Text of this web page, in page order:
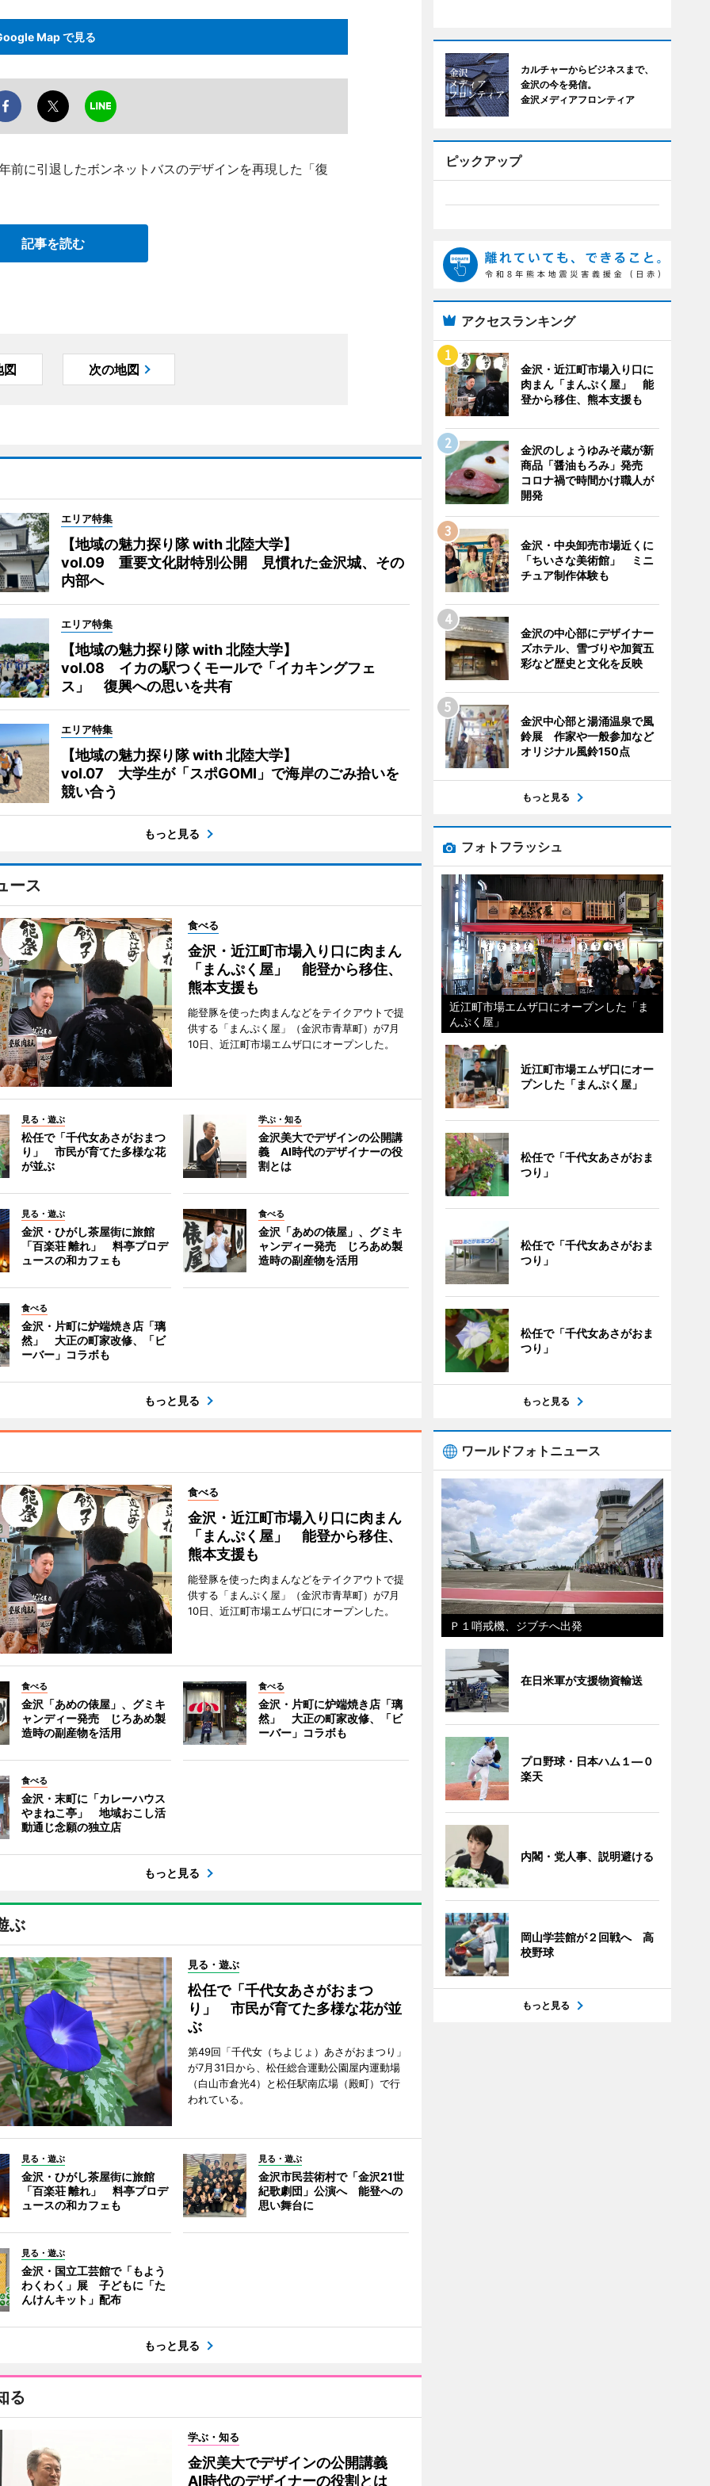
Map で見る
前に引退したボンネットバスのデザインを再現した「復
記事を読む
図 次の地図
エリア特集
【地域の魅力探り隊 with 北陸大学】
vol.09 重要文化財特別公開 見慣れた金沢城、その
内部へ
エリア特集
【地域の魅力探り隊 with 北陸大学】
vol.08 イカの駅つくモールで「イカキングフェ
ス」 復興への思いを共有
エリア特集
【地域の魅力探り隊 with 北陸大学】
vol.07 大学生が「スポGOMI」で海岸のごみ拾いを
競い合う
もっと見る
ース
食べる
金沢・近江町市場入り口に肉まん
「まんぷく屋」 能登から移住、
熊本支援も
能登豚を使った肉まんなどをテイクアウトで提
供する「まんぷく屋」（金沢市青草町）が7月
10日、近江町市場エムザ口にオープンした。
見る・遊ぶ
松任で「千代女あさがおまつ
り」 市民が育てた多様な花
が並ぶ
学ぶ・知る
金沢美大でデザインの公開講
義 AI時代のデザイナーの役
割とは
見る・遊ぶ
金沢・ひがし茶屋街に旅館
「百楽荘 離れ」 料亭プロデ
ュースの和カフェも
食べる
金沢「あめの俵屋」、グミキ
ャンディー発売 じろあめ製
造時の副産物を活用
食べる
金沢・片町に炉端焼き店「璃
然」 大正の町家改修、「ビ
ーバー」コラボも
もっと見る
食べる
金沢・近江町市場入り口に肉まん
「まんぷく屋」 能登から移住、
熊本支援も
能登豚を使った肉まんなどをテイクアウトで提
供する「まんぷく屋」（金沢市青草町）が7月
10日、近江町市場エムザ口にオープンした。
食べる
金沢「あめの俵屋」、グミキ
ャンディー発売 じろあめ製
造時の副産物を活用
食べる
金沢・片町に炉端焼き店「璃
然」 大正の町家改修、「ビ
ーバー」コラボも
食べる
金沢・末町に「カレーハウス
やまねこ亭」 地域おこし活
動通じ念願の独立店
もっと見る
ぶ
見る・遊ぶ
松任で「千代女あさがおまつ
り」 市民が育てた多様な花が並
ぶ
第49回「千代女（ちよじょ）あさがおまつり」
が7月31日から、松任総合運動公園屋内運動場
（白山市倉光4）と松任駅南広場（殿町）で行
われている。
見る・遊ぶ
金沢・ひがし茶屋街に旅館
「百楽荘 離れ」 料亭プロデ
ュースの和カフェも
見る・遊ぶ
金沢市民芸術村で「金沢21世
紀歌劇団」公演へ 能登への
思い舞台に
見る・遊ぶ
金沢・国立工芸館で「もよう
わくわく」展 子どもに「た
んけんキット」配布
もっと見る
る
学ぶ・知る
金沢美大でデザインの公開講義
AI時代のデザイナーの役割とは
カルチャーからビジネスまで、
金沢の今を発信。
金沢メディアフロンティア
ピックアップ
アクセスランキング
金沢・近江町市場入り口に
肉まん「まんぷく屋」 能
登から移住、熊本支援も
金沢のしょうゆみそ蔵が新
商品「醤油もろみ」発売
コロナ禍で時間かけ職人が
開発
金沢・中央卸売市場近くに
「ちいさな美術館」 ミニ
チュア制作体験も
金沢の中心部にデザイナー
ズホテル、雪づりや加賀五
彩など歴史と文化を反映
金沢中心部と湯涌温泉で風
鈴展 作家や一般参加など
オリジナル風鈴150点
もっと見る
フォトフラッシュ
近江町市場エムザ口にオープンした「ま
んぷく屋」
近江町市場エムザ口にオー
プンした「まんぷく屋」
松任で「千代女あさがおま
つり」
松任で「千代女あさがおま
つり」
松任で「千代女あさがおま
つり」
もっと見る
ワールドフォトニュース
Ｐ１哨戒機、ジブチへ出発
在日米軍が支援物資輸送
プロ野球・日本ハム１―０
楽天
内閣・党人事、説明避ける
岡山学芸館が２回戦へ 高
校野球
もっと見る